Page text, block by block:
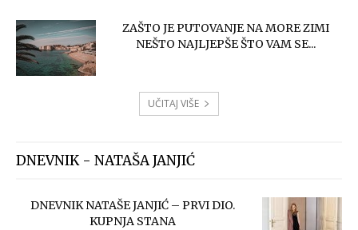
ZAŠTO JE PUTOVANJE NA MORE ZIMI
NEŠTO NAJLJEPŠE ŠTO VAM SE...
UČITAJ VIŠE
DNEVNIK - NATAŠA JANJIĆ
DNEVNIK NATAŠE JANJIĆ – PRVI DIO.
KUPNJA STANA